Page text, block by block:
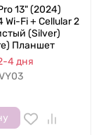
13" (2024)
Wi-Fi + Cellular 2
(Silver)
Планшет
4 дня